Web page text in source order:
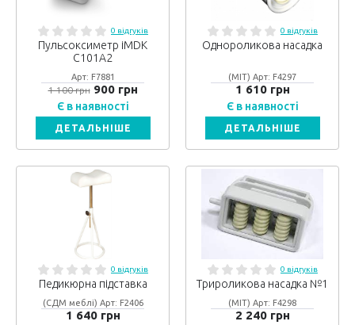
0 відгуків
Пульсоксиметр iMDK
C101A2
Арт: F7881
1 100 грн900 грн
Є в наявності
ДЕТАЛЬНІШЕ
0 відгуків
Однороликова насадка
(МІТ) Арт: F4297
1 610 грн
Є в наявності
ДЕТАЛЬНІШЕ
0 відгуків
Педикюрна підставка
(СДМ меблі) Арт: F2406
1 640 грн
0 відгуків
Трироликова насадка №1
(МІТ) Арт: F4298
2 240 грн